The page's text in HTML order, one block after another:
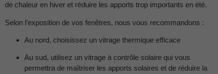
de chaleur en hiver et réduire les apports trop importants en été.
Selon l’exposition de vos fenêtres, nous vous recommandons :
Au nord, choisissez un vitrage thermique efficace
Au sud, utilisez un vitrage à contrôle solaire qui vous
permettra de maîtriser les apports solaires et de réduire la